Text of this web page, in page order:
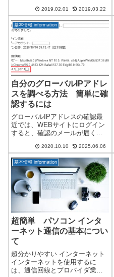
に複数のソフトをインストール
して使用することが可能です
が、よく使うWEBソフトは決ま
ってくると思います。通常よく
使用される...
2019.02.01 2019.03.22
基本情報 information
自分のグローバルIPアドレ
スを調べる方法 簡単に確
認するには
グローバルIPアドレスの確認最
近では、WEBサイトにログイン
すると、確認のメールが届くこ
グインした可能性があるので、
本人のログインを確認するメー
ルです。その中に、IPアドレス
が記載されていることがあるの
ですが、こ...
2020.10.10 2025.06.06
基本情報 information
超簡単 パソコン インタ
ーネット通信の基本につい
て
超分かりやすい インターネット
インターネットを使用するに
は、通信回線とプロバイダ業者